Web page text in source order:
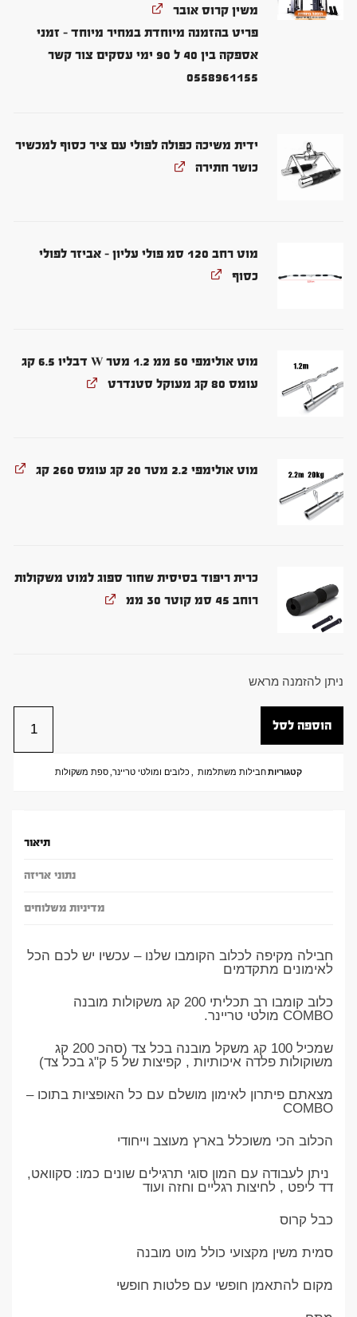
משין קרוס אובר
פריט בהזמנה מיוחדת במחיר מיוחד - זמני
אספקה בין 40 ל 90 ימי עסקים צור קשר
0558961155
ידית משיכה כפולה לפולי עם ציר כסוף למכשיר
כושר חתירה
מוט רחב 120 סמ פולי עליון - אביזר לפולי
כסוף
מוט אולימפי 50 ממ 1.2 מטר W דבליו 6.5 קג
עומס 80 קג מעוקל סטנדרט
מוט אולימפי 2.2 מטר 20 קג עומס 260 קג
כרית ריפוד בסיסית שחור ספוג למוט משקולות
רוחב 45 סמ קוטר 30 ממ
ניתן להזמנה מראש
הוספה לסל
קטגוריותחבילות משתלמות ,כלובים ומולטי טריינר,ספת משקולות
תיאור
נתוני אריזה
מדיניות משלוחים
חבילה מקיפה לכלוב הקומבו שלנו – עכשיו יש לכם הכל
לאימונים מתקדמים
כלוב קומבו רב תכליתי 200 קג משקולות מובנה
COMBO מולטי טריינר.
שמכיל 100 קג משקל מובנה בכל צד (סהכ 200 קג
משוקולות פלדה איכותיות , קפיצות של 5 ק"ג בכל צד)
מצאתם פיתרון לאימון מושלם עם כל האופציות בתוכו –
COMBO
הכלוב הכי משוכלל בארץ מעוצב וייחודי
ניתן לעבודה עם המון סוגי תרגילים שונים כמו: סקוואט,
דד ליפט , לחיצות רגליים וחזה ועוד
כבל קרוס
סמית משין מקצועי כולל מוט מובנה
מקום להתאמן חופשי עם פלטות חופשי